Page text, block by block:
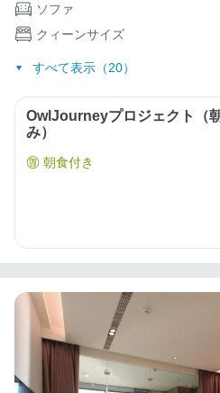
ソファ
クィーンサイズ
すべて表示（20）
OwlJourneyプロジェクト（
み）
朝食付き